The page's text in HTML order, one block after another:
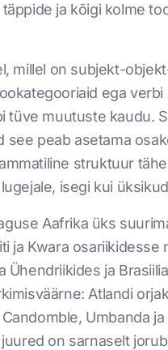
ja kõigi kolme
millel on subjekt-
ega
muutuste kaudu.
peab asetama
struktuur
isegi kui
Aafrika üks
ja Kwara
ja
Atlandi
Umbanda
on sarnaselt